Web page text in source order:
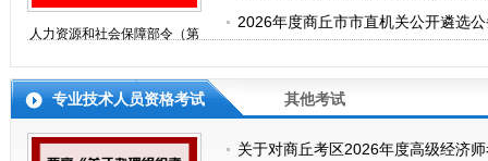
2026年度商丘市市直机关公开遴选
人力资源和社会保障部令（第
30号）
专业技术人员资格考试 其他考试
关于对商丘考区2026年度高级经济